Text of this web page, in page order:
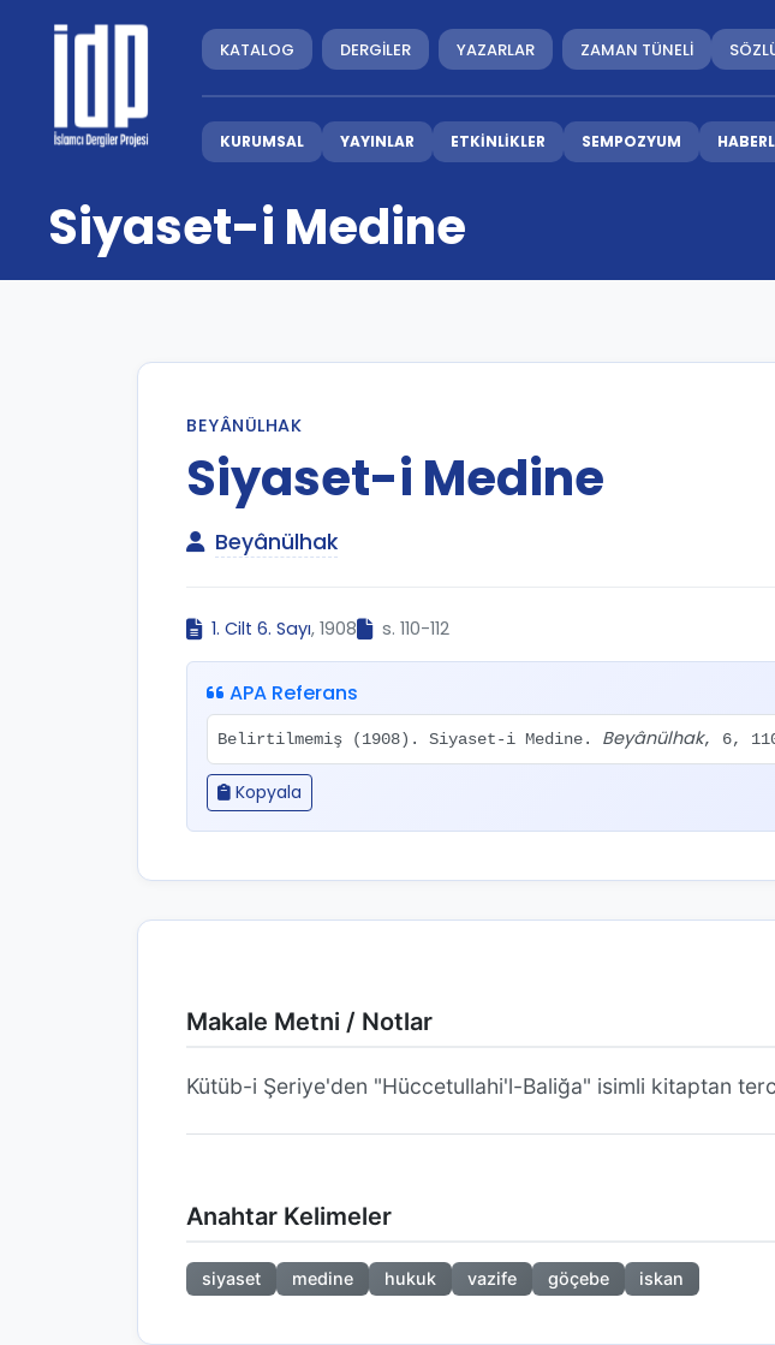
KATALOG DERGİLER YAZARLAR ZAMAN TÜNELİ
KURUMSAL YAYINLAR ETKİNLİKLER SEMPOZYUM
Siyaset-i Medine
BEYÂNÜLHAK
Siyaset-i Medine
Beyânülhak
1. Cilt 6. Sayı, 1908 s. 110-112
APA Referans
Belirtilmemiş (1908). Siyaset-i Medine. Beyânülhak, 6,
Kopyala
Makale Metni / Notlar
Kütüb-i Şeriye'den "Hüccetullahi'l-Baliğa" isimli kitaptan
Anahtar Kelimeler
siyaset medine hukuk vazife göçebe iskan